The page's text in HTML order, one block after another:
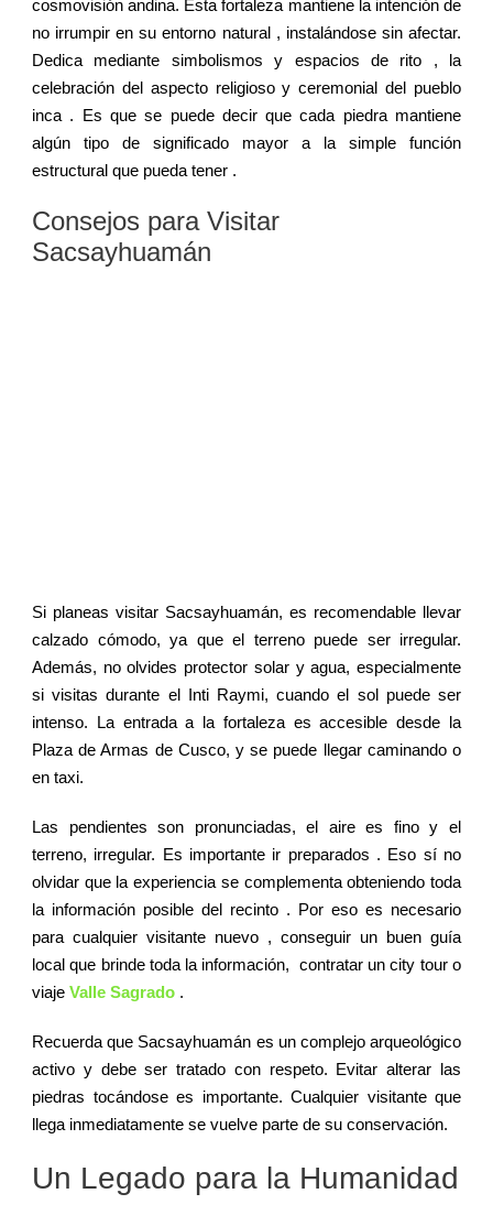
cosmovisión andina. Esta fortaleza mantiene la intención de
no irrumpir en su entorno natural , instalándose sin afectar.
Dedica mediante simbolismos y espacios de rito , la
celebración del aspecto religioso y ceremonial del pueblo
inca . Es que se puede decir que cada piedra mantiene
algún tipo de significado mayor a la simple función
estructural que pueda tener .
Consejos para Visitar
Sacsayhuamán
Si planeas visitar Sacsayhuamán, es recomendable llevar
calzado cómodo, ya que el terreno puede ser irregular.
Además, no olvides protector solar y agua, especialmente
si visitas durante el Inti Raymi, cuando el sol puede ser
intenso. La entrada a la fortaleza es accesible desde la
Plaza de Armas de Cusco, y se puede llegar caminando o
en taxi.
Las pendientes son pronunciadas, el aire es fino y el
terreno, irregular. Es importante ir preparados . Eso sí no
olvidar que la experiencia se complementa obteniendo toda
la información posible del recinto . Por eso es necesario
para cualquier visitante nuevo , conseguir un buen guía
local que brinde toda la información, contratar un city tour o
viaje Valle Sagrado .
Recuerda que Sacsayhuamán es un complejo arqueológico
activo y debe ser tratado con respeto. Evitar alterar las
piedras tocándose es importante. Cualquier visitante que
llega inmediatamente se vuelve parte de su conservación.
Un Legado para la Humanidad